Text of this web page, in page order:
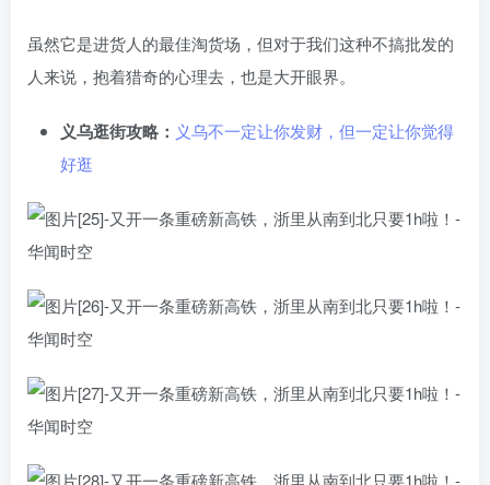
虽然它是进货人的最佳淘货场，但对于我们这种不搞批发的
人来说，抱着猎奇的心理去，也是大开眼界。
义乌逛街攻略： 义乌不一定让你发财，但一定让你觉得
好逛